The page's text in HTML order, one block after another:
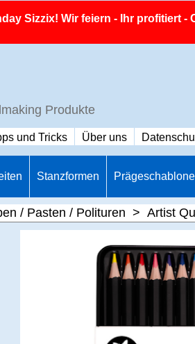
Sizzix! Wir feiern - Ihr profitiert -
Produkte
und Tricks Über uns
Stanzformen
/ Pasten / Polituren > Artist